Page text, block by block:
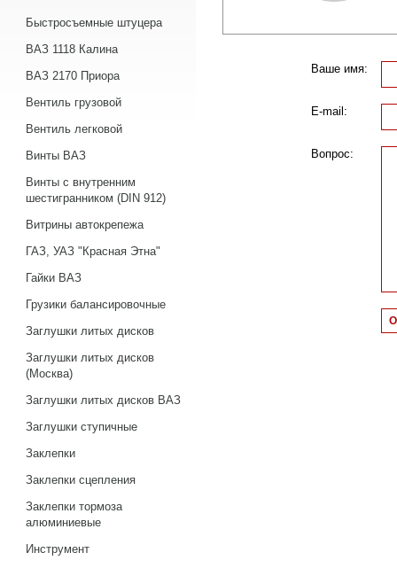
Быстросъемные штуцера
ВАЗ 1118 Калина
ВАЗ 2170 Приора
Вентиль грузовой
Вентиль легковой
Винты ВАЗ
Винты с внутренним
шестигранником (DIN 912)
Витрины автокрепежа
ГАЗ, УАЗ "Красная Этна"
Гайки ВАЗ
Грузики балансировочные
Заглушки литых дисков
Заглушки литых дисков
(Москва)
Заглушки литых дисков ВАЗ
Заглушки ступичные
Заклепки
Заклепки сцепления
Заклепки тормоза
алюминиевые
Инструмент
Ваше имя:
E-mail:
Вопрос: